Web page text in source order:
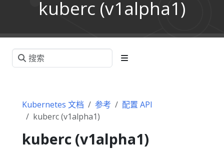
kuberc (v1alpha1)
Kubernetes 文档 参考
配置 API
kuberc (v1alpha1)
kuberc (v1alpha1)